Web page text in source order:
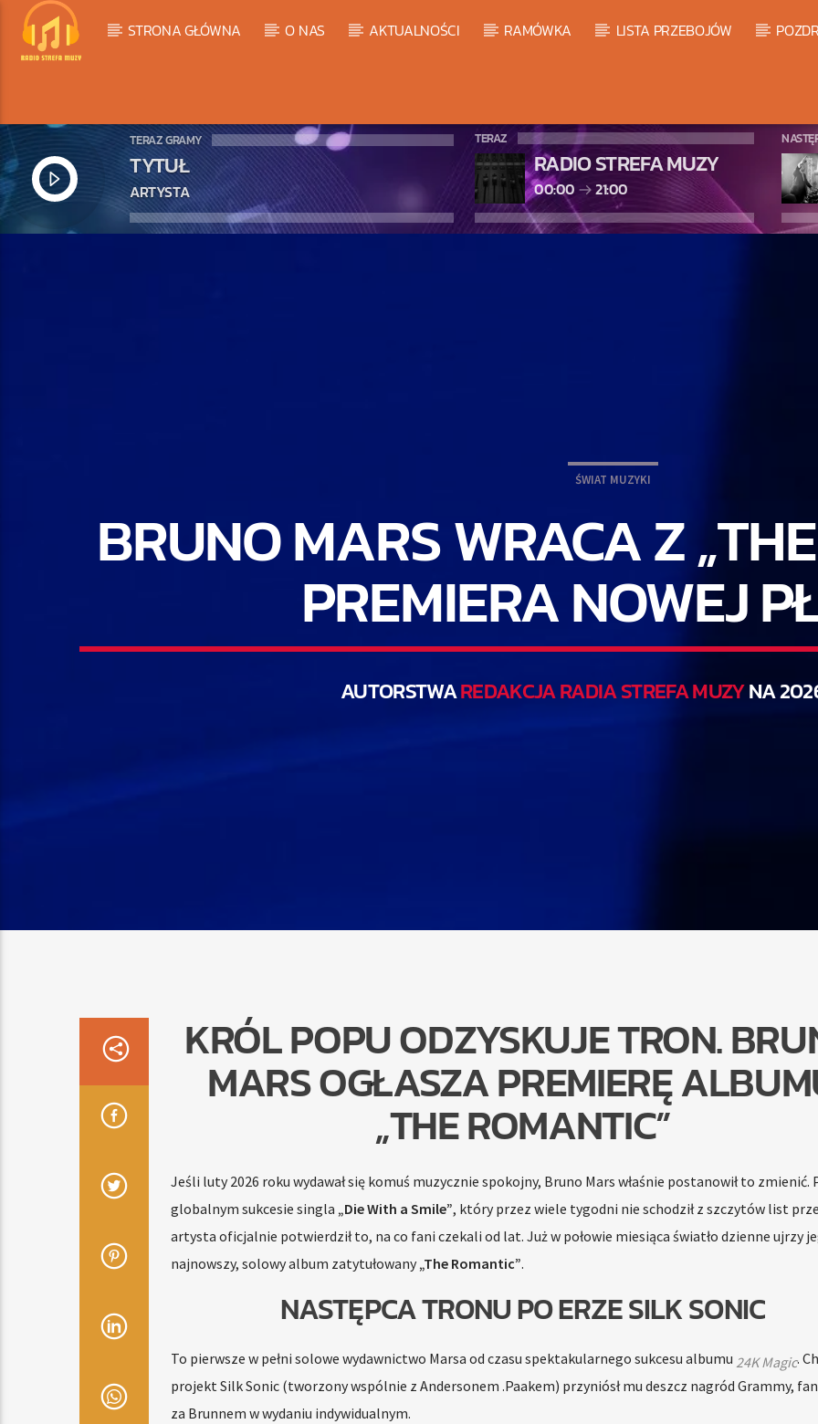
STRONA GŁÓWNA O NAS AKTUALNOŚCI RAMÓWKA LISTA PRZEBOJÓW
TERAZ GRAMY
TYTUŁ
ARTYSTA
TERAZ
RADIO STREFA MUZY
00:00 21:00
ŚWIAT MUZYKI
BRUNO MARS WRACA Z
PREMIERA NOWEJ
AUTORSTWAREDAKCJA RADIA STREFA MUZYNA
KRÓL POPU ODZYSKUJE TRON.
MARS OGŁASZA PREMIERĘ
„THE ROMANTIC”
Jeśli luty 2026 roku wydawał się komuś muzycznie spokojny, Bruno Mars właśnie postanowił to zmienić.
globalnym sukcesie singla „Die With a Smile”, który przez wiele tygodni nie schodził z szczytów list
artysta oficjalnie potwierdził to, na co fani czekali od lat. Już w połowie miesiąca światło dzienne ujrzy
najnowszy, solowy album zatytułowany„The Romantic”.
NASTĘPCA TRONU PO ERZE SILK SONIC
To pierwsze w pełni solowe wydawnictwo Marsa od czasu spektakularnego sukcesu albumu 24K Magic.
projekt Silk Sonic (tworzony wspólnie z Andersonem .Paakem) przyniósł mu deszcz nagród Grammy,
za Brunnem w wydaniu indywidualnym.